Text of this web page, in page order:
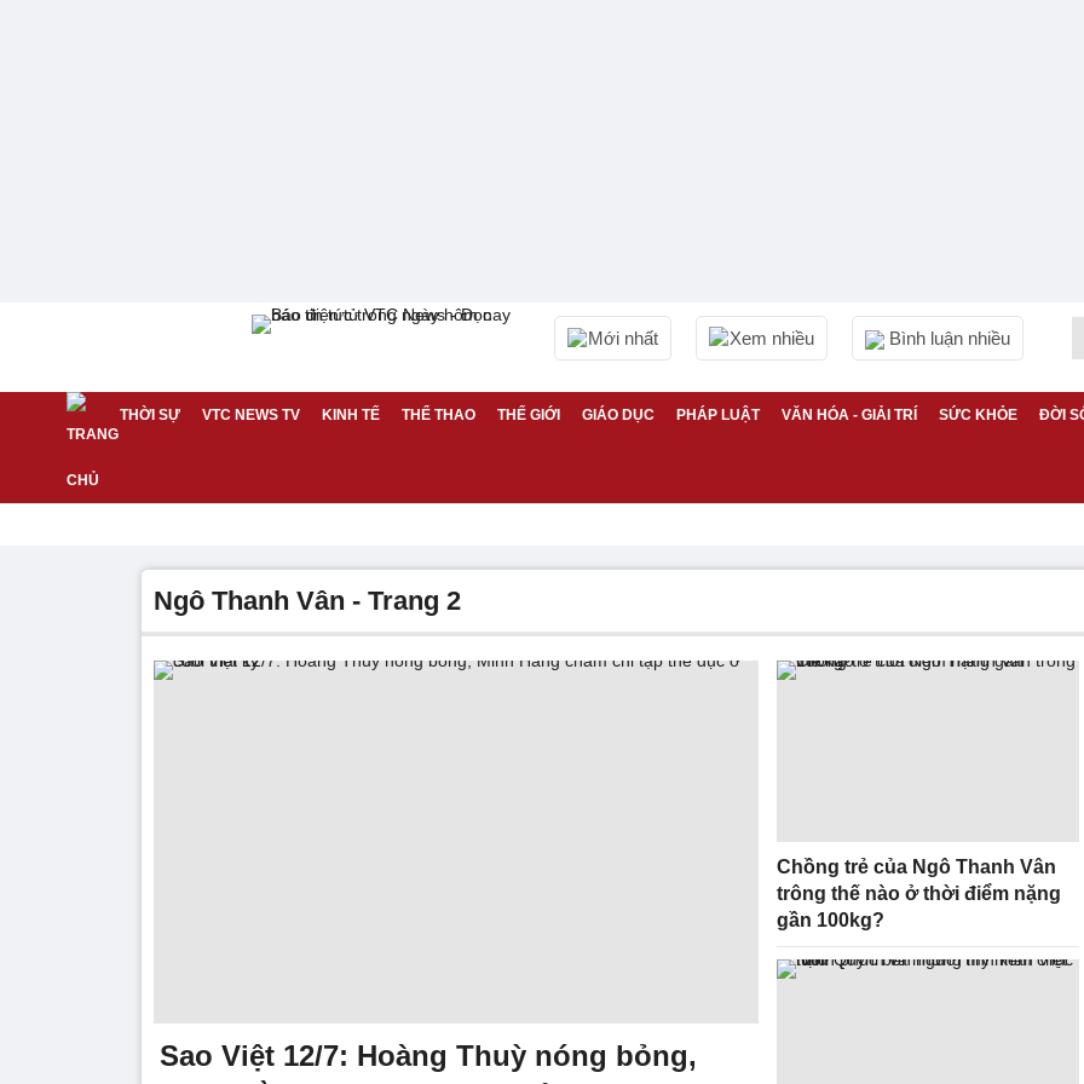
Mới nhất Xem nhiều Bình luận nhiều
THỜI SỰ VTC NEWS TV KINH TẾ THỂ THAO THẾ GIỚI GIÁO DỤC PHÁP LUẬT VĂN HÓA - GIẢI TRÍ SỨC KHỎE ĐỜI
Ngô Thanh Vân - Trang 2
Sao Việt 12/7: Hoàng Thuỳ nóng bỏng,
Chồng trẻ của Ngô Thanh Vân
trông thế nào ở thời điểm nặng
gần 100kg?